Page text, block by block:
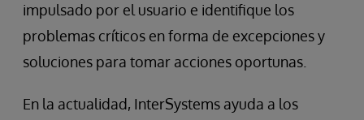
impulsado por el usuario e identifique los
problemas críticos en forma de excepciones y
soluciones para tomar acciones oportunas.
En la actualidad, InterSystems ayuda a los